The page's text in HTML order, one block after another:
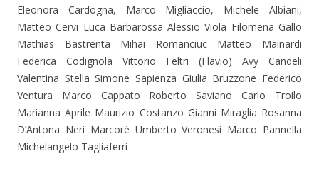
Eleonora Cardogna, Marco Migliaccio, Michele Albiani,
Matteo Cervi Luca Barbarossa Alessio Viola Filomena Gallo
Mathias Bastrenta Mihai Romanciuc Matteo Mainardi
Federica Codignola Vittorio Feltri (Flavio) Avy Candeli
Valentina Stella Simone Sapienza Giulia Bruzzone Federico
Ventura Marco Cappato Roberto Saviano Carlo Troilo
Marianna Aprile Maurizio Costanzo Gianni Miraglia Rosanna
D’Antona Neri Marcorè Umberto Veronesi Marco Pannella
Michelangelo Tagliaferri